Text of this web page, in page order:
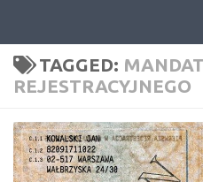
TAGGED:
REJESTRACYJNEGO